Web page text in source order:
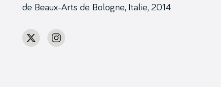
de Beaux-Arts de Bologne, Italie, 2014